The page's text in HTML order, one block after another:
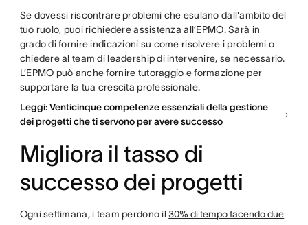
Se dovessi riscontrare problemi che esulano dall'ambito del
tuo ruolo, puoi richiedere assistenza all’EPMO. Sarà in
grado di fornire indicazioni su come risolvere i problemi o
chiedere al team di leadership di intervenire, se necessario.
L’EPMO può anche fornire tutoraggio e formazione per
supportare la tua crescita professionale.
Leggi: Venticinque competenze essenziali della gestione
dei progetti che ti servono per avere successo
Migliora il tasso di
successo dei progetti
Ogni settimana, i team perdono il30% di tempo facendo due